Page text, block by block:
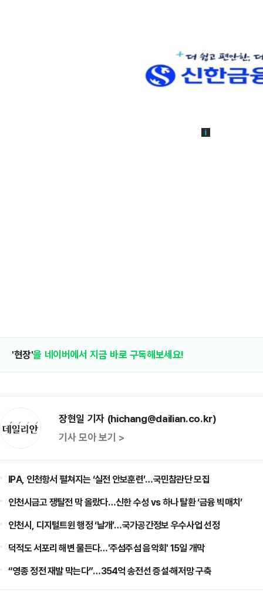
'현장'을 네이버에서 지금 바로 구독해보세요!
장현일 기자 (hichang@dailian.co.kr)
기사 모아 보기 >
IPA, 인천항서 펼쳐지는 ‘실전 안보훈련’…국민참관단 모집
인천시금고 쟁탈전 막 올랐다…신한 수성 vs 하나 탈환 ‘금융 빅매치’
인천시, 디지털트윈 행정 ‘날개’…국가공간정보 우수사업 선정
덕적도 서포리 해변 물든다…'주섬주섬 음악회' 15일 개막
“영종 정전 재발 막는다”…354억 송전선 증설·해저망 구축